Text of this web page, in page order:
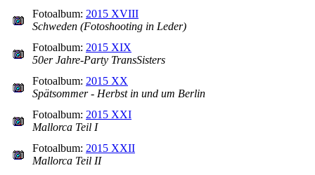
Fotoalbum: 2015 XVIII
Schweden (Fotoshooting in Leder)
Fotoalbum: 2015 XIX
50er Jahre-Party TransSisters
Fotoalbum: 2015 XX
Spätsommer - Herbst in und um Berlin
Fotoalbum: 2015 XXI
Mallorca Teil I
Fotoalbum: 2015 XXII
Mallorca Teil II